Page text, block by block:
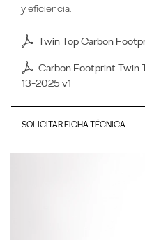
y eficiencia.
Twin Top Carbon
Carbon Footprint Twin
13-2025 v1
SOLICITAR FICHA TÉCNICA